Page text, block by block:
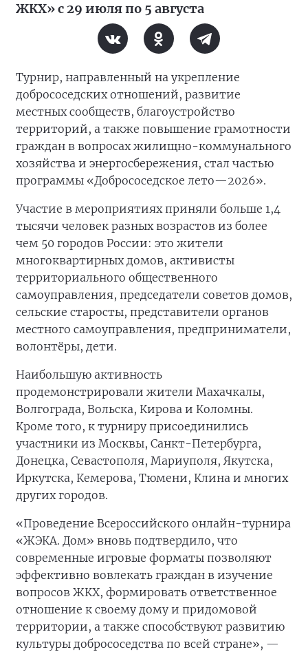
ЖКХ» с 29 июля по 5 августа
Турнир, направленный на укрепление
добрососедских отношений, развитие
местных сообществ, благоустройство
территорий, а также повышение грамотности
граждан в вопросах жилищно-коммунального
хозяйства и энергосбережения, стал частью
программы «Добрососедское лето—2026».
Участие в мероприятиях приняли больше 1,4
тысячи человек разных возрастов из более
чем 50 городов России: это жители
многоквартирных домов, активисты
территориального общественного
самоуправления, председатели советов домов,
сельские старосты, представители органов
местного самоуправления, предприниматели,
волонтёры, дети.
Наибольшую активность
продемонстрировали жители Махачкалы,
Волгограда, Вольска, Кирова и Коломны.
Кроме того, к турниру присоединились
участники из Москвы, Санкт-Петербурга,
Донецка, Севастополя, Мариуполя, Якутска,
Иркутска, Кемерова, Тюмени, Клина и многих
других городов.
«Проведение Всероссийского онлайн-турнира
«ЖЭКА. Дом» вновь подтвердило, что
современные игровые форматы позволяют
эффективно вовлекать граждан в изучение
вопросов ЖКХ, формировать ответственное
отношение к своему дому и придомовой
территории, а также способствуют развитию
культуры добрососедства по всей стране», —